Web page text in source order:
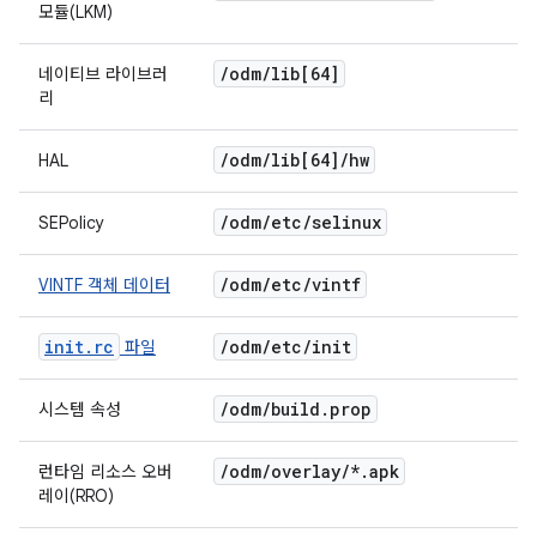
모듈(LKM)
네이티브 라이브러
리
/odm/lib[64]
HAL /odm/lib[64] /hw
SEPolicy /odm/etc/selinux
VINTF 객체 데이터 /odm/etc/vintf
init.rc 파일 /odm/etc/init
시스템 속성 /odm/build . prop
런타임 리소스 오버
레이(RRO)
/odm/overlay/*.apk